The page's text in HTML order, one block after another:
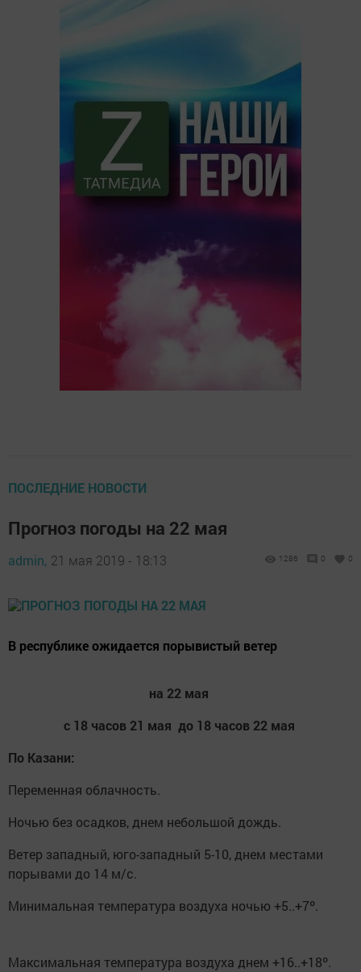
ПОСЛЕДНИЕ НОВОСТИ
Прогноз погоды на 22 мая
admin, 21 мая 2019 - 18:13 1286 0 0
В республике ожидается порывистый ветер
на 22 мая
с 18 часов 21 мая до 18 часов 22 мая
По Казани:
Переменная облачность.
Ночью без осадков, днем небольшой дождь.
Ветер западный, юго-западный 5-10, днем местами
порывами до 14 м/с.
Минимальная температура воздуха ночью +5..+7º.
Максимальная температура воздуха днем +16..+18º.